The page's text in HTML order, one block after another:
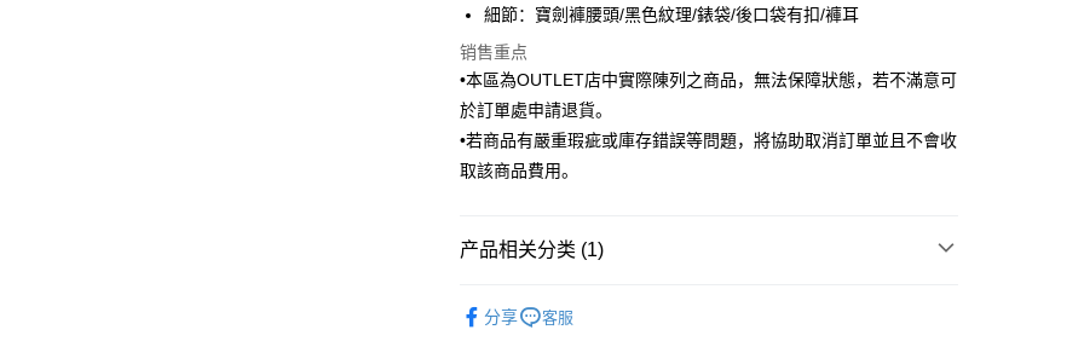
汇丰（台湾）商业银行
华泰商业银行
联邦商业银行
玉山商业银行
星展（台湾）商业银行
台新国际商业银行
台湾乐天信用卡公司
台湾中小企业银行
台中商业银行
汇丰（台湾）商业银行
联邦商业银行
远东国际商业银行
元大商业银行
台新国际商业银行
中国信托商业银行
台湾乐天信用卡公司
街口支付
悠遊付
Google Pay
ATM付款
每笔NT$120，满NT$3,000(含以上)免运费
細節：寶劍褲腰頭/黑色紋理/錶袋/後口袋有扣/褲耳
销售重点
•本區為OUTLET店中實際陳列之商品，無法保障狀態，若不滿意可
於訂單處申請退貨。
•若商品有嚴重瑕疵或庫存錯誤等問題，將協助取消訂單並且不會收
取該商品費用。
产品相关分类 (1)
分享
客服